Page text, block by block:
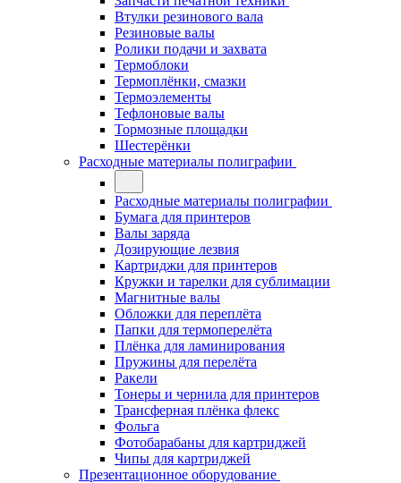
Втулки резинового вала
Резиновые валы
Ролики подачи и захвата
Термоблоки
Термоплёнки, смазки
Термоэлементы
Тефлоновые валы
Тормозные площадки
Шестерёнки
Расходные материалы полиграфии
Расходные материалы полиграфии
Бумага для принтеров
Валы заряда
Дозирующие лезвия
Картриджи для принтеров
Кружки и тарелки для сублимации
Магнитные валы
Обложки для переплёта
Папки для термоперелёта
Плёнка для ламинирования
Пружины для перелёта
Ракели
Тонеры и чернила для принтеров
Трансферная плёнка флекс
Фольга
Фотобарабаны для картриджей
Чипы для картриджей
Презентационное оборудование